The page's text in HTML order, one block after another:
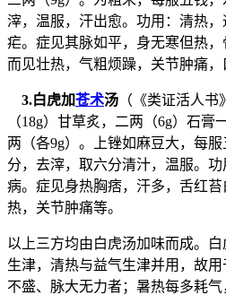
滓，温服，汗出愈。功用：清热
疟。症见其脉如平，身无寒但热
而见壮热，气粗烦躁，关节肿痛，
3.白虎加苍术汤 （《类证活人
（18g）甘草炙，二两（6g）石膏
两（各9g）。上锉如麻豆大，每
分，去滓，取六分清汁，温服。
病。症见身热胸痞，汗多，舌红
热，关节肿痛等。
以上三方均由白虎汤加味而成。
生津，清热与益气生津并用，故
不盛、脉大无力者；暑热每多耗